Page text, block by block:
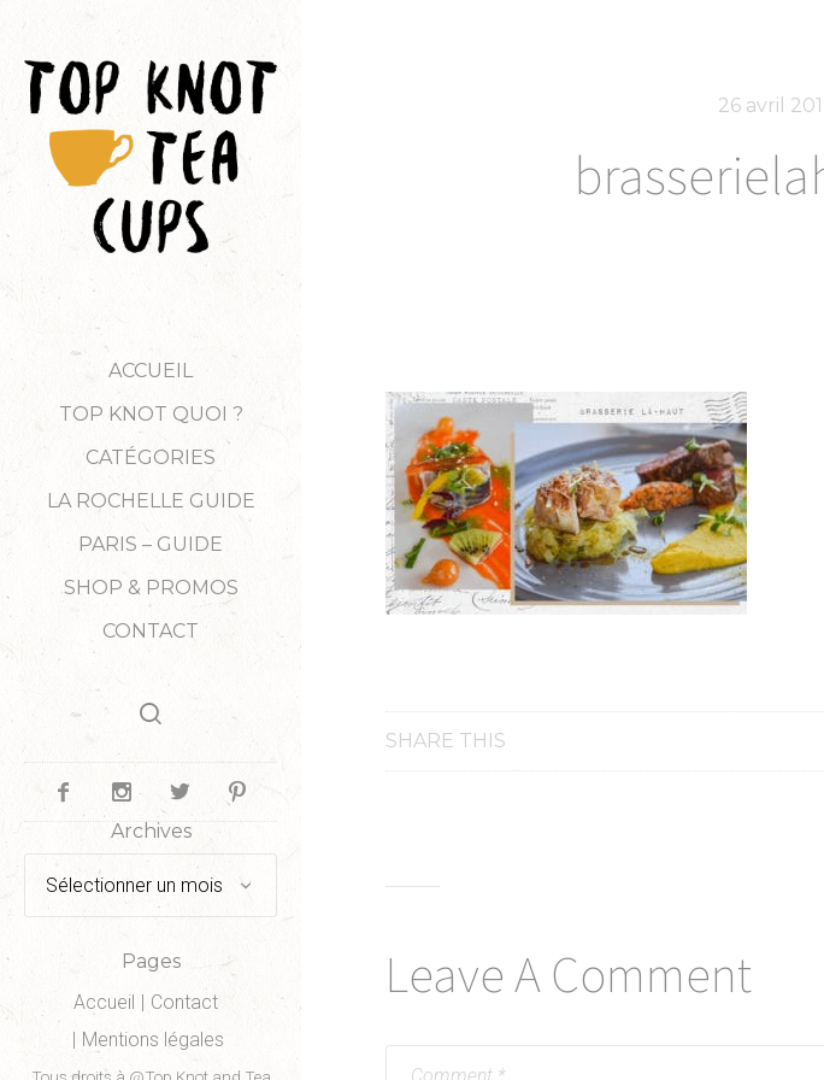
ACCUEIL
TOP KNOT QUOI ?
CATÉGORIES
LA ROCHELLE GUIDE
PARIS – GUIDE
SHOP & PROMOS
CONTACT
Archives
Archives
Pages
Accueil
Contact
Mentions légales
26 avril
SHARE THIS
Leave A Comment